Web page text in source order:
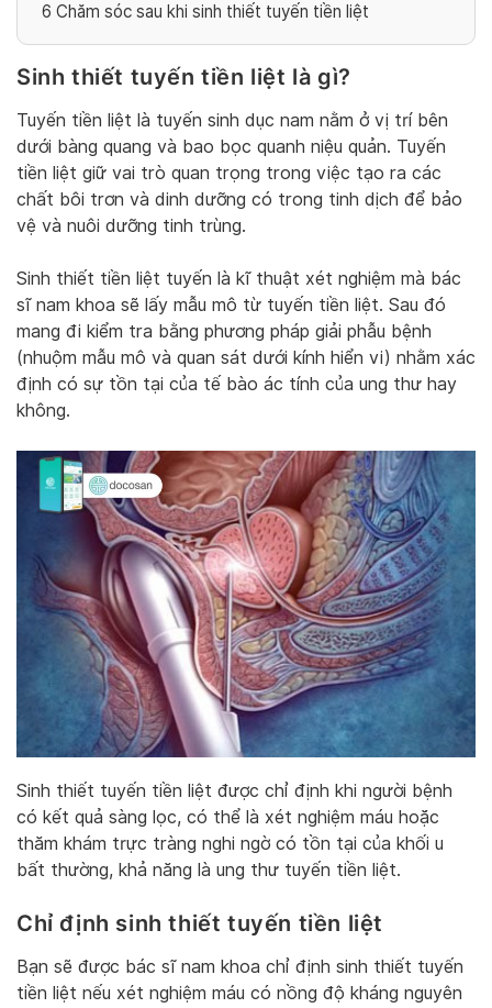
6 Chăm sóc sau khi sinh thiết tuyến tiền liệt
Sinh thiết tuyến tiền liệt là gì?
Tuyến tiền liệt là tuyến sinh dục nam nằm ở vị trí bên
dưới bàng quang và bao bọc quanh niệu quản. Tuyến
tiền liệt giữ vai trò quan trọng trong việc tạo ra các
chất bôi trơn và dinh dưỡng có trong tinh dịch để bảo
vệ và nuôi dưỡng tinh trùng.
Sinh thiết tiền liệt tuyến là kĩ thuật xét nghiệm mà bác
sĩ nam khoa sẽ lấy mẫu mô từ tuyến tiền liệt. Sau đó
mang đi kiểm tra bằng phương pháp giải phẫu bệnh
(nhuộm mẫu mô và quan sát dưới kính hiển vi) nhằm xác
định có sự tồn tại của tế bào ác tính của ung thư hay
không.
Sinh thiết tuyến tiền liệt được chỉ định khi người bệnh
có kết quả sàng lọc, có thể là xét nghiệm máu hoặc
thăm khám trực tràng nghi ngờ có tồn tại của khối u
bất thường, khả năng là ung thư tuyến tiền liệt.
Chỉ định sinh thiết tuyến tiền liệt
Bạn sẽ được bác sĩ nam khoa chỉ định sinh thiết tuyến
tiền liệt nếu xét nghiệm máu có nồng độ kháng nguyên